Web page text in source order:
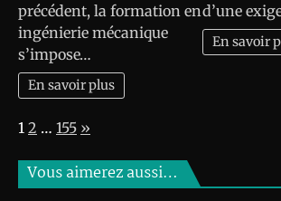
précédent, la formation en
ingénierie mécanique
s’impose…
En savoir plus
d’une
En savoir
Page:
1 2 … 155 Next
»
Vous aimerez aussi…